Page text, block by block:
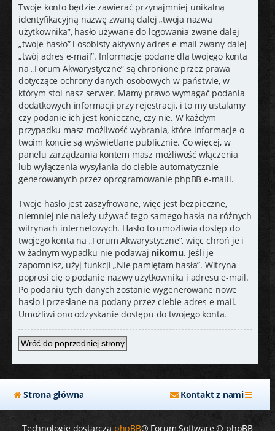
Twoje konto będzie zawierać przynajmniej unikalną
identyfikacyjną nazwę zwaną dalej „twoja nazwa
użytkownika”, hasło używane do logowania zwane dalej
„twoje hasło” i osobisty aktywny adres e-mail zwany dalej
„twój adres e-mail”. Informacje podane dla twojego konta
na „Forum Akwarystyczne” są chronione przez prawa
dotyczące ochrony danych osobowych w państwie, w
którym stoi nasz serwer. Mamy prawo wymagać podania
dodatkowych informacji przy rejestracji, i to my ustalamy
czy podanie ich jest konieczne, czy nie. W każdym
przypadku masz możliwość wybrania, które informacje o
twoim koncie są wyświetlane publicznie. Co więcej, w
panelu zarządzania kontem masz możliwość włączenia
lub wyłączenia wysyłania do ciebie automatycznie
generowanych przez oprogramowanie phpBB e-maili.
Twoje hasło jest zaszyfrowane, więc jest bezpieczne,
niemniej nie należy używać tego samego hasła na różnych
witrynach internetowych. Hasło to umożliwia dostęp do
twojego konta na „Forum Akwarystyczne”, więc chroń je i
w żadnym wypadku nie podawaj nikomu. Jeśli je
zapomnisz, użyj funkcji „Nie pamiętam hasła”. Witryna
poprosi cię o podanie nazwy użytkownika i adresu e-mail.
Po podaniu tych danych zostanie wygenerowane nowe
hasło i przesłane na podany przez ciebie adres e-mail.
Umożliwi ono odzyskanie dostępu do twojego konta.
Wróć do poprzedniej strony
Strona główna Kontakt z nami
Technologię dostarcza phpBB® Forum Software © phpBB